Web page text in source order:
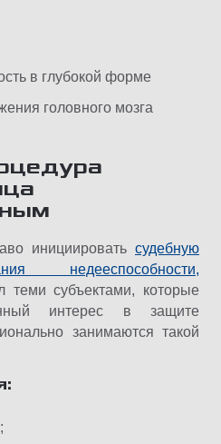
в глубокой форме
головного мозга
инициировать судебную
недееспособности,
теми субъектами, которые
интерес в защите
занимаются такой